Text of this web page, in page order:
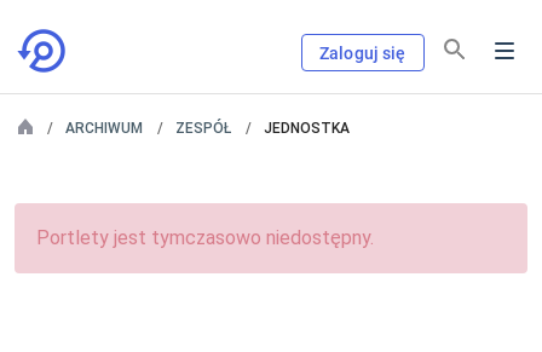
Zaloguj się
ARCHIWUM ZESPÓŁ JEDNOSTKA
Portlety jest tymczasowo niedostępny.